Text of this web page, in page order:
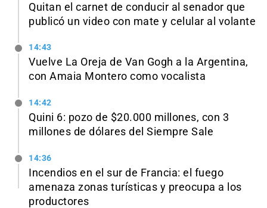
Quitan el carnet de conducir al senador que
publicó un video con mate y celular al volante
14:43
Vuelve La Oreja de Van Gogh a la Argentina,
con Amaia Montero como vocalista
14:42
Quini 6: pozo de $20.000 millones, con 3
millones de dólares del Siempre Sale
14:36
Incendios en el sur de Francia: el fuego
amenaza zonas turísticas y preocupa a los
productores